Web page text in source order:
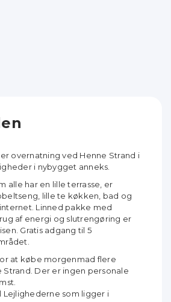
overnatning ved Henne Strand i
i nybygget anneks.
alle har en lille terrasse, er
lille te køkken, bad og
Linned pakke med
af energi og slutrengøring er
Gratis adgang til 5
at købe morgenmad flere
Strand. Der er ingen personale
Lejlighederne som ligger i